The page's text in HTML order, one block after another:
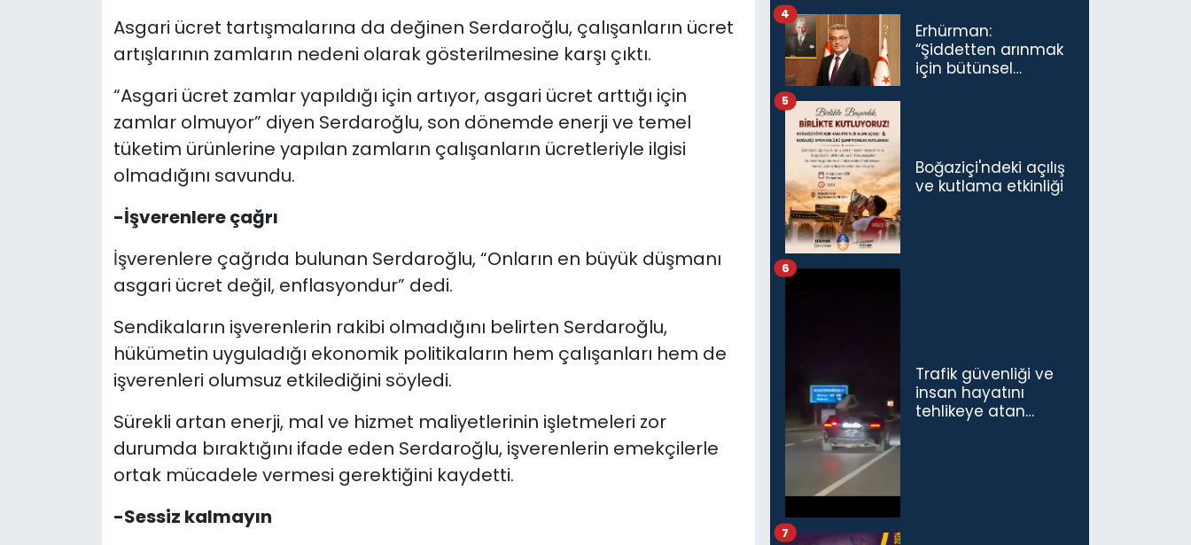
Asgari ücret tartışmalarına da değinen Serdaroğlu, çalışanların ücret
artışlarının zamların nedeni olarak gösterilmesine karşı çıktı.
“Asgari ücret zamlar yapıldığı için artıyor, asgari ücret arttığı için
zamlar olmuyor” diyen Serdaroğlu, son dönemde enerji ve temel
tüketim ürünlerine yapılan zamların çalışanların ücretleriyle ilgisi
olmadığını savundu.
-İşverenlere çağrı
İşverenlere çağrıda bulunan Serdaroğlu, “Onların en büyük düşmanı
asgari ücret değil, enflasyondur” dedi.
Sendikaların işverenlerin rakibi olmadığını belirten Serdaroğlu,
hükümetin uyguladığı ekonomik politikaların hem çalışanları hem de
işverenleri olumsuz etkilediğini söyledi.
Sürekli artan enerji, mal ve hizmet maliyetlerinin işletmeleri zor
durumda bıraktığını ifade eden Serdaroğlu, işverenlerin emekçilerle
ortak mücadele vermesi gerektiğini kaydetti.
-Sessiz kalmayın
kesintisi…
Erhürman:
“Şiddetten arınmak
için bütünsel
4
Boğaziçi'ndeki açılış
ve kutlama etkinliği
5
Trafik güvenliği ve
insan hayatını
tehlikeye atan
6
7